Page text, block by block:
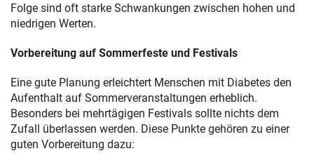
Folge sind oft starke Schwankungen zwischen hohen und
niedrigen Werten.
Vorbereitung auf Sommerfeste und Festivals
Eine gute Planung erleichtert Menschen mit Diabetes den
Aufenthalt auf Sommerveranstaltungen erheblich.
Besonders bei mehrtägigen Festivals sollte nichts dem
Zufall überlassen werden. Diese Punkte gehören zu einer
guten Vorbereitung dazu: